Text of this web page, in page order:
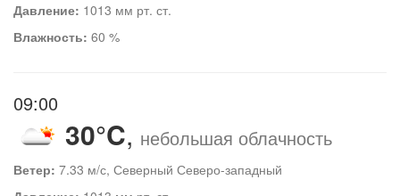
Давление: 1013 мм рт. ст.
Влажность: 60 %
09:00
30°C, небольшая облачность
Ветер: 7.33 м/с, Северный Северо-западный